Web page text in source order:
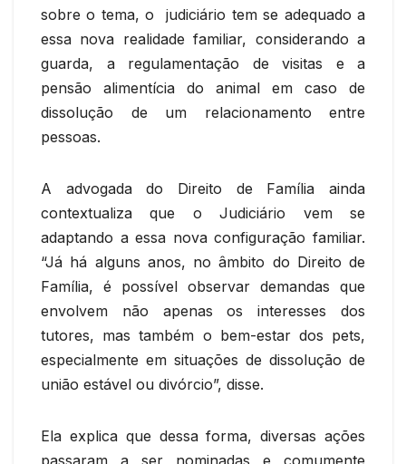
sobre o tema, o judiciário tem se adequado a
essa nova realidade familiar, considerando a
guarda, a regulamentação de visitas e a
pensão alimentícia do animal em caso de
dissolução de um relacionamento entre
pessoas.
A advogada do Direito de Família ainda
contextualiza que o Judiciário vem se
adaptando a essa nova configuração familiar.
“Já há alguns anos, no âmbito do Direito de
Família, é possível observar demandas que
envolvem não apenas os interesses dos
tutores, mas também o bem-estar dos pets,
especialmente em situações de dissolução de
união estável ou divórcio”, disse.
Ela explica que dessa forma, diversas ações
passaram a ser nominadas e comumente